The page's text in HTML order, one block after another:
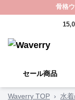
骨格
セール商品
Waverry TOP › 水